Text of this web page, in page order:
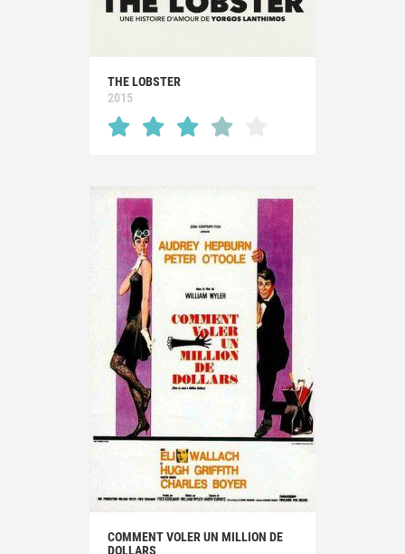
THE LOBSTER
2015
COMMENT VOLER UN MILLION DE
DOLLARS